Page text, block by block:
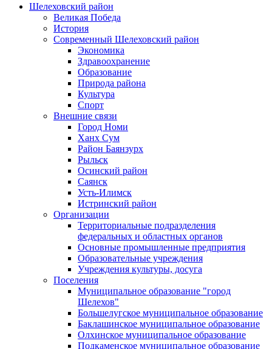
Шелеховский район
Великая Победа
История
Современный Шелеховский район
Экономика
Здравоохранение
Образование
Природа района
Культура
Спорт
Внешние связи
Город Номи
Ханх Сум
Район Баянзурх
Рыльск
Осинский район
Саянск
Усть-Илимск
Истринский район
Организации
Территориальные подразделения
федеральных и областных органов
Основные промышленные предприятия
Образовательные учреждения
Учреждения культуры, досуга
Поселения
Муниципальное образование "город
Шелехов"
Большелугское муниципальное образование
Баклашинское муниципальное образование
Олхинское муниципальное образование
Подкаменское муниципальное образование